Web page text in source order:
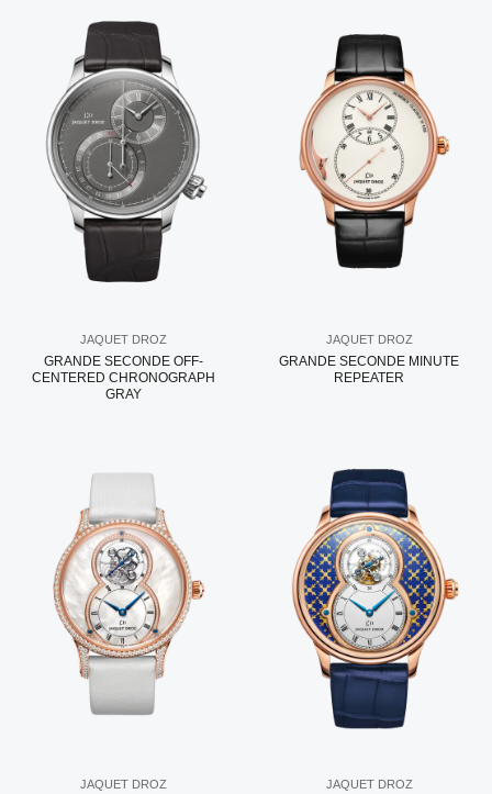
JAQUET DROZ
GRANDE SECONDE OFF-
CENTERED CHRONOGRAPH
GRAY
JAQUET DROZ
GRANDE SECONDE MINUTE
REPEATER
JAQUET DROZ JAQUET DROZ